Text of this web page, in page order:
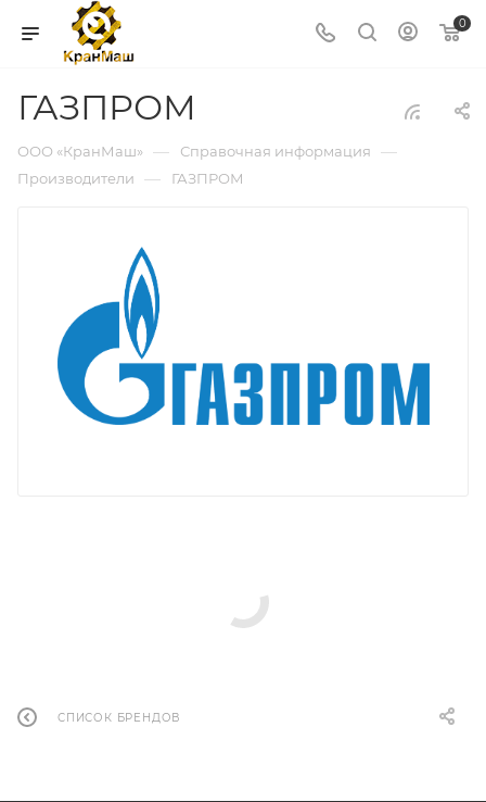
0
ГАЗПРОМ
ООО «КранМаш» — Справочная информация —
Производители — ГАЗПРОМ
СПИСОК БРЕНДОВ